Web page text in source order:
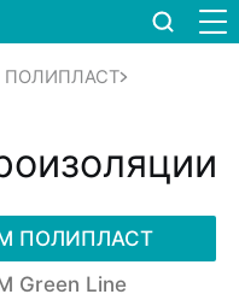
ПОЛИПЛАСТ
ПОЛИПЛАСТ
Green Line